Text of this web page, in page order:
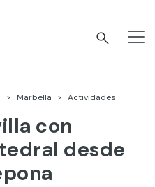
Marbella Actividades
con
desde